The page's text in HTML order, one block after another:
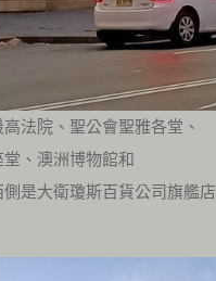
法院、聖公會聖雅各堂、
、澳洲博物館和
是大衛瓊斯百貨公司旗艦店